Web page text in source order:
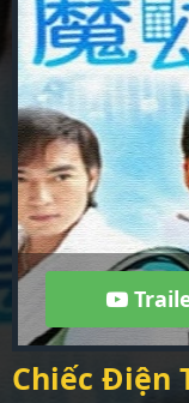
Chiếc Điện